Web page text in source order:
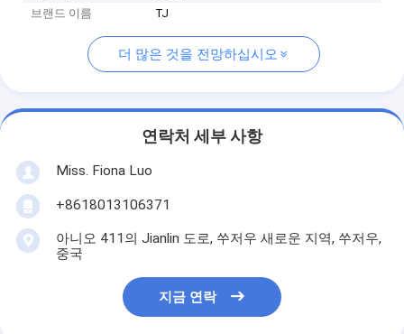
브랜드 이름
TJ
더 많은 것을 전망하십시오
연락처 세부 사항
Miss. Fiona Luo
+8618013106371
아니오 411의 Jianlin 도로, 쑤저우 새로운 지역, 쑤저우,
중국
지금 연락